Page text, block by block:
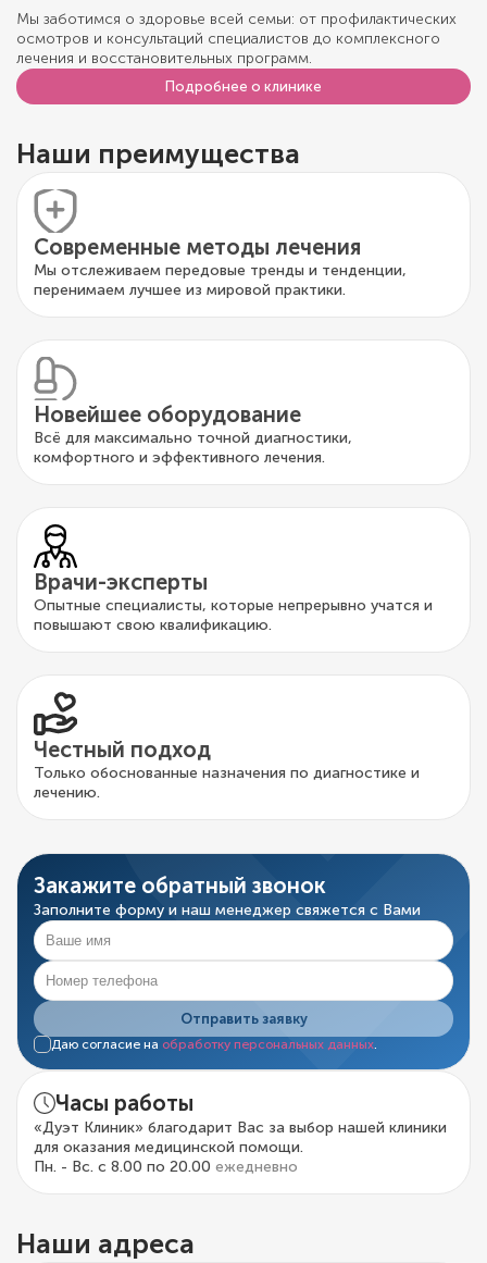
Мы заботимся о здоровье всей семьи: от профилактических
осмотров и консультаций специалистов до комплексного
лечения и восстановительных программ.
Подробнее о клинике
Наши преимущества
Современные методы лечения
Мы отслеживаем передовые тренды и тенденции,
перенимаем лучшее из мировой практики.
Новейшее оборудование
Всё для максимально точной диагностики,
комфортного и эффективного лечения.
Врачи-эксперты
Опытные специалисты, которые непрерывно учатся и
повышают свою квалификацию.
Честный подход
Только обоснованные назначения по диагностике и
лечению.
Закажите обратный звонок
Заполните форму и наш менеджер свяжется с Вами
Отправить заявку
Даю согласие на обработку персональных данных.
Часы работы
«Дуэт Клиник» благодарит Вас за выбор нашей клиники
для оказания медицинской помощи.
Пн. - Вс. с 8.00 по 20.00 ежедневно
Наши адреса